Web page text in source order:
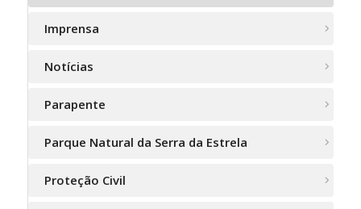
Imprensa
Notícias
Parapente
Parque Natural da Serra da Estrela
Proteção Civil